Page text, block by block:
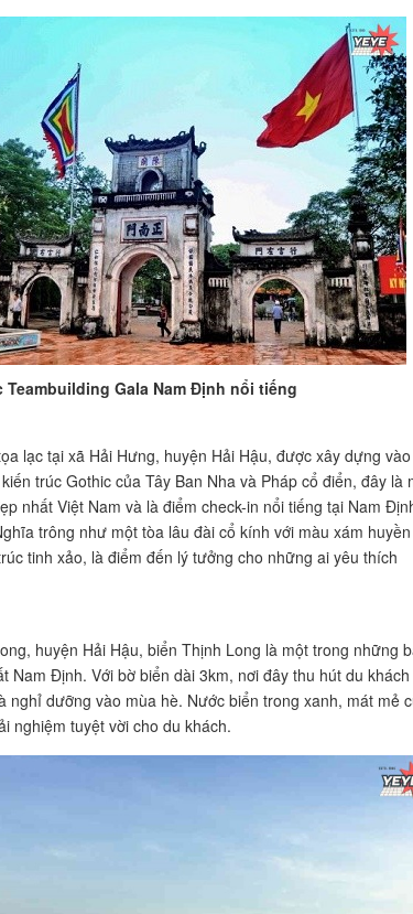
Gala Nam Định nổi tiếng
lạc tại xã Hải Hưng, huyện Hải Hậu, được xây dựng vào
trúc Gothic của Tây Ban Nha và Pháp cổ điển, đây là
nhất Việt Nam và là điểm check-in nổi tiếng tại Nam
trông như một tòa lâu đài cổ kính với màu xám
tinh xảo, là điểm đến lý tưởng cho những ai yêu thích
huyện Hải Hậu, biển Thịnh Long là một trong những
Nam Định. Với bờ biển dài 3km, nơi đây thu hút du
nghỉ dưỡng vào mùa hè. Nước biển trong xanh, mát mẻ
nghiệm tuyệt vời cho du khách.